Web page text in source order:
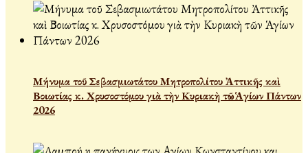
Μήνυμα τοῦ Σεβασμιωτάτου Μητροπολίτου Ἀττικῆς καὶ
Βοιωτίας κ. Χρυσοστόμου γιὰ τὴν Κυριακὴ τῶν Ἁγίων Πάντων
2026